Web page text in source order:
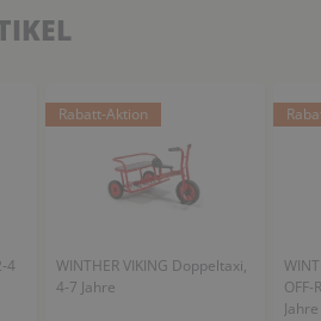
4
Rabatt-Aktion
WINTHER VIKING Doppeltaxi,
4-7 Jahre
OFF-
Jahre